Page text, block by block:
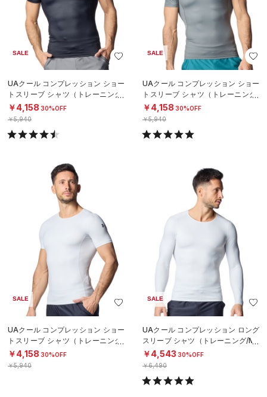
SALE
UAクール コンプレッション ショー
トスリーブ シャツ（トレーニング/
MEN）
￥4,158 30%OFF
￥5,940
SALE
UAクール コンプレッション ショー
トスリーブ シャツ（トレーニング/
MEN）
￥4,158 30%OFF
￥5,940
SALE
UAクール コンプレッション ショー
トスリーブ シャツ（トレーニング/
MEN）
￥4,158 30%OFF
￥5,940
SALE
UAクール コンプレッション ロング
スリーブ シャツ（トレーニング/ME
N）
￥4,543 30%OFF
￥6,490